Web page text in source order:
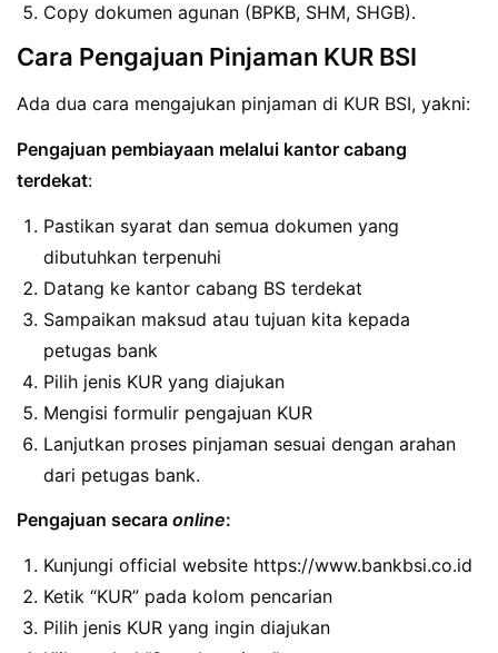
Copy dokumen agunan (BPKB, SHM, SHGB).
Cara Pengajuan Pinjaman KUR BSI
Ada dua cara mengajukan pinjaman di KUR BSI, yakni:
Pengajuan pembiayaan melalui kantor cabang
terdekat:
Pastikan syarat dan semua dokumen yang
dibutuhkan terpenuhi
Datang ke kantor cabang BS terdekat
Sampaikan maksud atau tujuan kita kepada
petugas bank
Pilih jenis KUR yang diajukan
Mengisi formulir pengajuan KUR
Lanjutkan proses pinjaman sesuai dengan arahan
dari petugas bank.
Pengajuan secara online:
Kunjungi official website https://www.bankbsi.co.id
Ketik “KUR” pada kolom pencarian
Pilih jenis KUR yang ingin diajukan